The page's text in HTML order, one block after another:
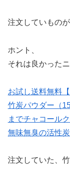
注文していもの
ホント、
それは良かったニ
お試し送料無料
竹炭パウダー（
までチャコール
無味無臭の活性
注文していた、